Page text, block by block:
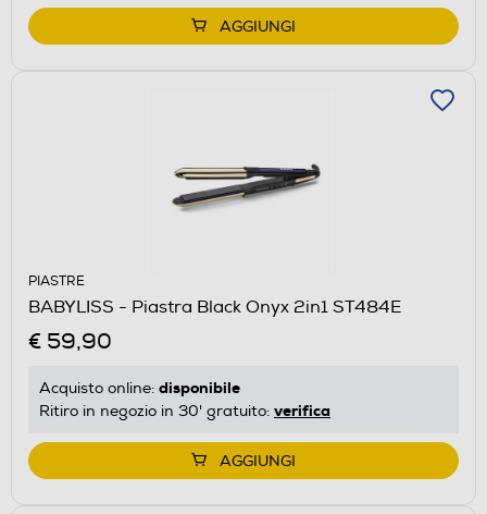
AGGIUNGI
PIASTRE
BABYLISS - Piastra Black Onyx 2in1 ST484E
€ 59,90
Acquisto online: disponibile
Ritiro in negozio in 30' gratuito: verifica
AGGIUNGI